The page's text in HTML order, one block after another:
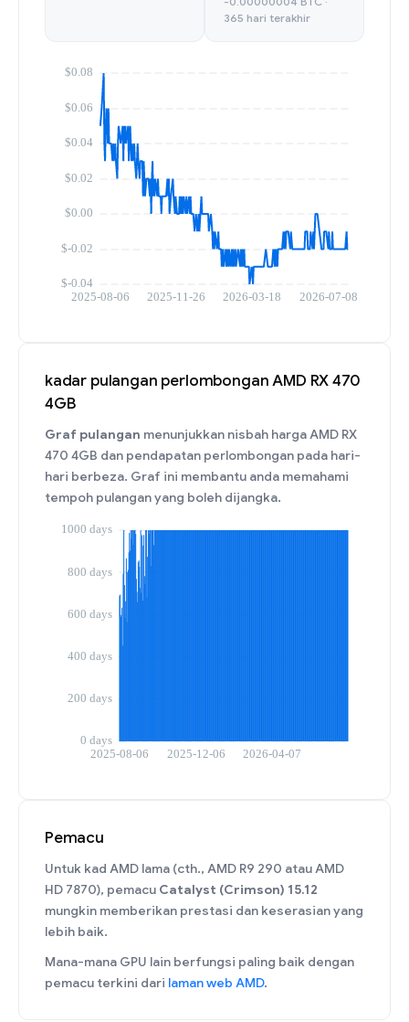
365 hari terakhir
kadar pulangan perlombongan AMD RX 470
4GB
Graf pulangan menunjukkan nisbah harga AMD RX
470 4GB dan pendapatan perlombongan pada hari-
hari berbeza. Graf ini membantu anda memahami
tempoh pulangan yang boleh dijangka.
Pemacu
Untuk kad AMD lama (cth., AMD R9 290 atau AMD
HD 7870), pemacu Catalyst (Crimson) 15.12
mungkin memberikan prestasi dan keserasian yang
lebih baik.
Mana-mana GPU lain berfungsi paling baik dengan
pemacu terkini dari laman web AMD.